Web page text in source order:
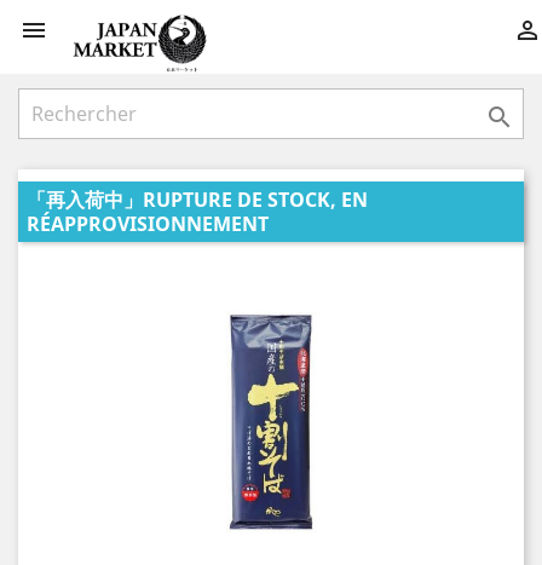
 

「再入荷中」RUPTURE DE STOCK, EN
RÉAPPROVISIONNEMENT